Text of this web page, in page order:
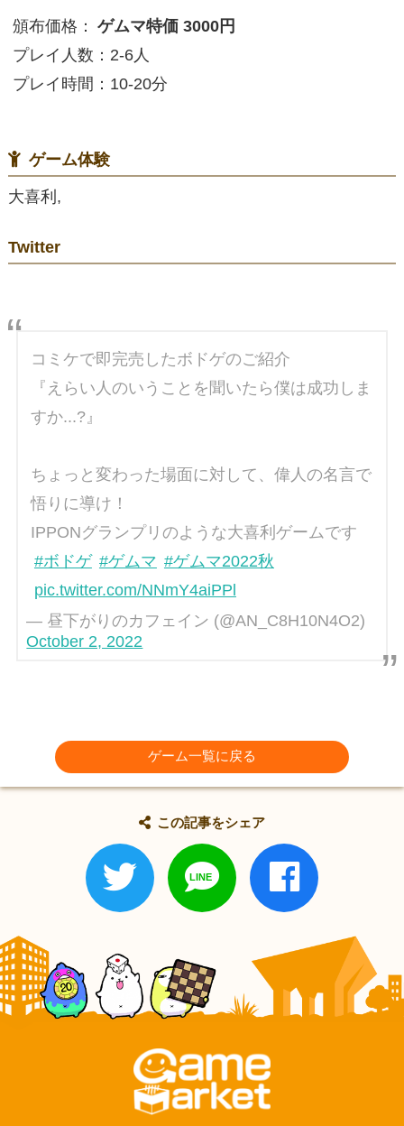
頒布価格： ゲムマ特価 3000円
プレイ人数：2-6人
プレイ時間：10-20分
ゲーム体験
大喜利,
Twitter
コミケで即完売したボドゲのご紹介
『えらい人のいうことを聞いたら僕は成功しま
すか...?』
ちょっと変わった場面に対して、偉人の名言で
悟りに導け！
IPPONグランプリのような大喜利ゲームです
#ボドゲ #ゲムマ #ゲムマ2022秋
pic.twitter.com/NNmY4aiPPl
— 昼下がりのカフェイン (@AN_C8H10N4O2)
October 2, 2022
ゲーム一覧に戻る
この記事をシェア